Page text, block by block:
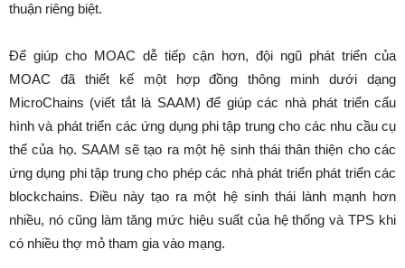
thuận riêng biệt.
Để giúp cho MOAC dễ tiếp cận hơn, đội ngũ phát triển của
MOAC đã thiết kế một hợp đồng thông minh dưới dạng
MicroChains (viết tắt là SAAM) để giúp các nhà phát triển cấu
hình và phát triển các ứng dụng phi tập trung cho các nhu cầu cụ
thể của họ. SAAM sẽ tạo ra một hệ sinh thái thân thiện cho các
ứng dụng phi tập trung cho phép các nhà phát triển phát triển các
blockchains. Điều này tạo ra một hệ sinh thái lành mạnh hơn
nhiều, nó cũng làm tăng mức hiệu suất của hệ thống và TPS khi
có nhiều thợ mỏ tham gia vào mạng.